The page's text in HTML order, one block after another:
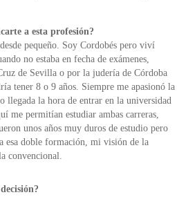
a esta profesión?
pequeño. Soy Cordobés pero viví
no estaba en fecha de exámenes,
de Sevilla o por la judería de Córdoba
tener 8 o 9 años. Siempre me apasionó la
llegada la hora de entrar en la universidad
me permitían estudiar ambas carreras,
unos años muy duros de estudio pero
esa doble formación, mi visión de la
convencional.